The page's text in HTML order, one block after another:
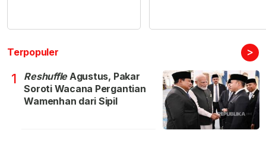
Terpopuler >
1 ReshuffleAgustus, Pakar
Soroti Wacana Pergantian
Wamenhan dari Sipil